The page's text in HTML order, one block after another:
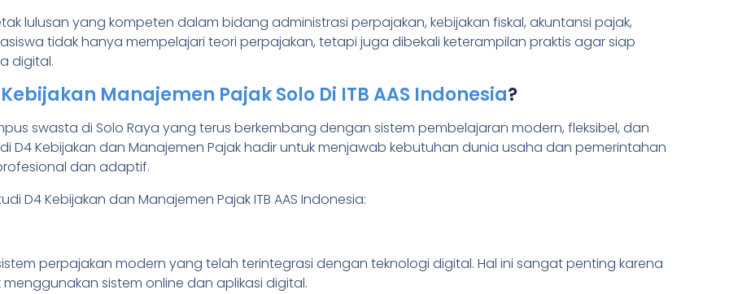
lulusan yang kompeten dalam bidang administrasi perpajakan, kebijakan fiskal, akuntansi pajak,
tidak hanya mempelajari teori perpajakan, tetapi juga dibekali keterampilan praktis agar siap
digital.
Kebijakan Manajemen Pajak Solo Di ITB AAS Indonesia?
swasta di Solo Raya yang terus berkembang dengan sistem pembelajaran modern, fleksibel, dan
D4 Kebijakan dan Manajemen Pajak hadir untuk menjawab kebutuhan dunia usaha dan pemerintahan
dan adaptif.
D4 Kebijakan dan Manajemen Pajak ITB AAS Indonesia:
perpajakan modern yang telah terintegrasi dengan teknologi digital. Hal ini sangat penting karena
sistem online dan aplikasi digital.